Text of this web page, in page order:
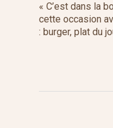
« C’est dans la
cette occasion
: burger, plat du